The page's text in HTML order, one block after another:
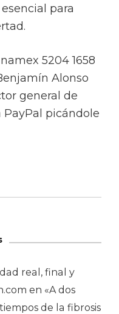
para
5204 1658
Alonso
general de
PayPal picándole
real, final y
en «A dos
de la fibrosis